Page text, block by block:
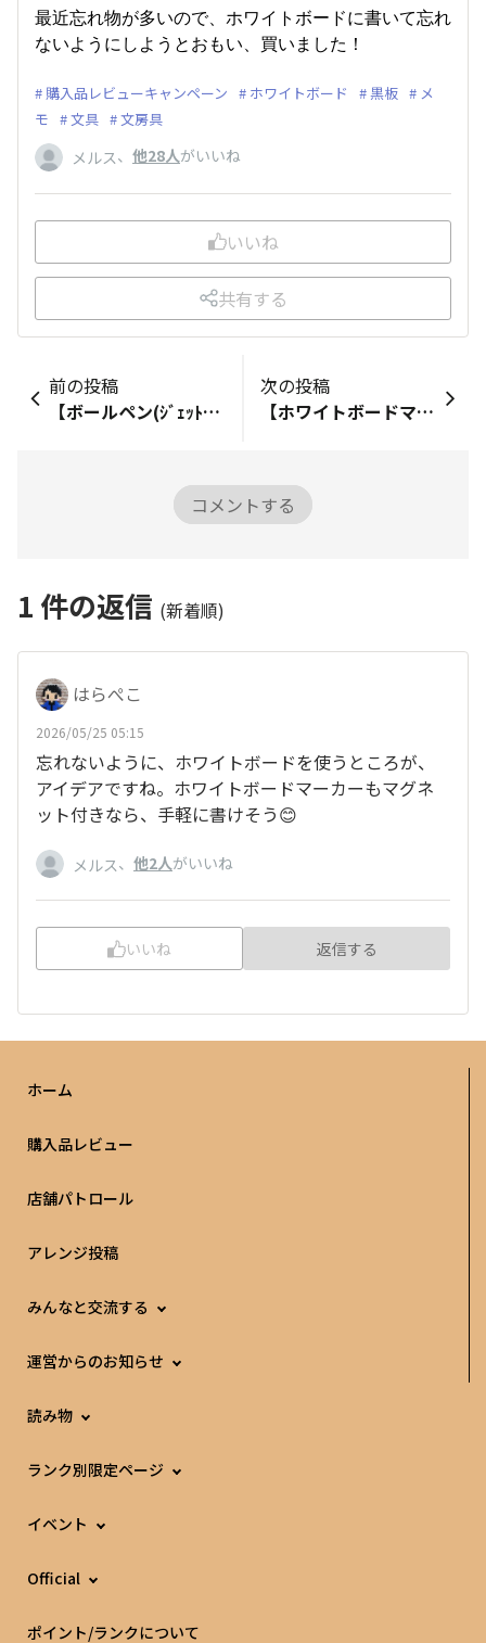
最近忘れ物が多いので、ホワイトボードに書いて忘れ
ないようにしようとおもい、買いました！
購入品レビューキャンペーン ホワイトボード 黒板
メ
モ
文具 文房具
メルス、 他28人がいいね
いいね
共有する
前の投稿
​​【ボールペン(ｼﾞｪｯﾄｽﾄﾘｰﾑ)】 ​ジェットストリーム買いました！黒いのカッコいいし、ジェットストリームは滑らかでとても描きやすいです！
次の投稿
​​【ホワイトボードマーカー】 ​ホワイトボードを買ったついでに買いました！3色入って、ボード消し、マグネット付きです！
コメントする
1 件の返信 (新着順)
はらぺこ
2026/05/25 05:15
忘れないように、ホワイトボードを使うところが、
アイデアですね。ホワイトボードマーカーもマグネ
ット付きなら、手軽に書けそう😊
メルス、 他2人がいいね
いいね 返信する
ホーム
購入品レビュー
店舗パトロール
アレンジ投稿
みんなと交流する
運営からのお知らせ
読み物
ランク別限定ページ
イベント
Official
ポイント/ランクについて